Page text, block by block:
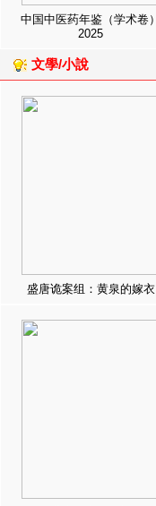
中国中医药年鉴（学术卷）
2025
文學/小說
盛唐诡案组：黄泉的嫁衣